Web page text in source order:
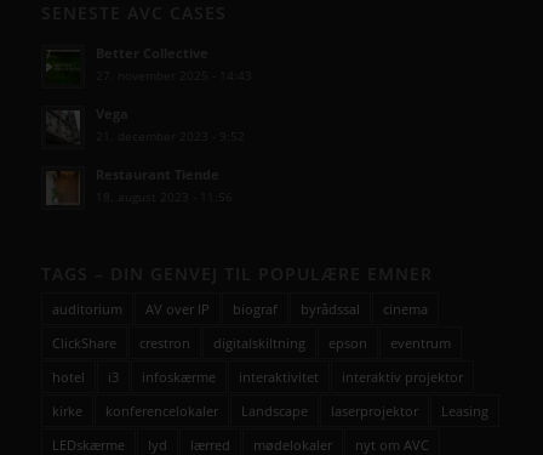
auditorium AV over IP biograf byrådssal
cinema
ClickShare
crestron digitalskiltning epson
eventrum
hotel
i3 infoskærme interaktivitet
interaktiv projektor
kirke
konferencelokaler Landscape laserprojektor
Leasing
LEDskærme
lyd lærred mødelokaler
nyt om AVC